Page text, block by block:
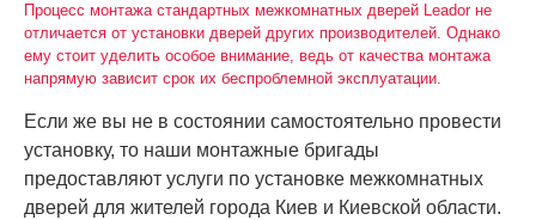
Процесс монтажа стандартных межкомнатных дверей Leador не
отличается от установки дверей других производителей. Однако
ему стоит уделить особое внимание, ведь от качества монтажа
напрямую зависит срок их беспроблемной эксплуатации.
Если же вы не в состоянии самостоятельно провести
установку, то наши монтажные бригады
предоставляют услуги по установке межкомнатных
дверей для жителей города Киев и Киевской области.